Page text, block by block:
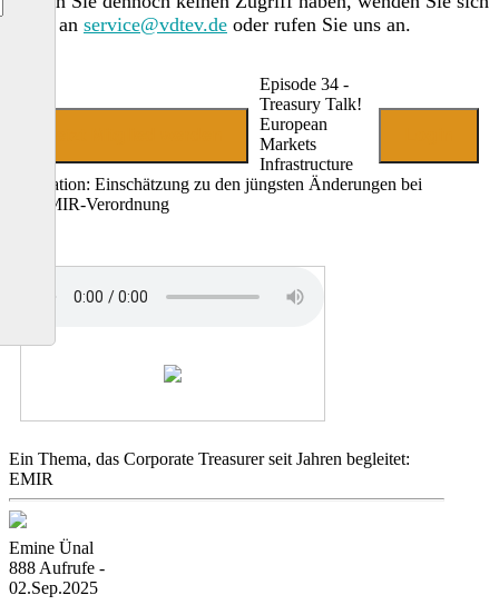
gerne an service@vdtev.de oder rufen Sie uns an.
Episode 34 -
Treasury Talk!
European
Markets
Infrastructure
Regulation: Einschätzung zu den jüngsten Änderungen bei
der EMIR-Verordnung
Ein Thema, das Corporate Treasurer seit Jahren begleitet:
EMIR
Emine Ünal
888 Aufrufe -
02.Sep.2025